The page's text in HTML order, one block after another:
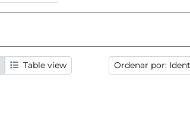
Table view Ordenar por: